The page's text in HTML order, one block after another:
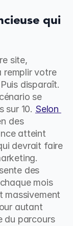
qui
site,
remplir votre
disparaît.
se
sur 10. Selon
des
atteint
devrait faire
des
mois
massivement
autant
du parcours